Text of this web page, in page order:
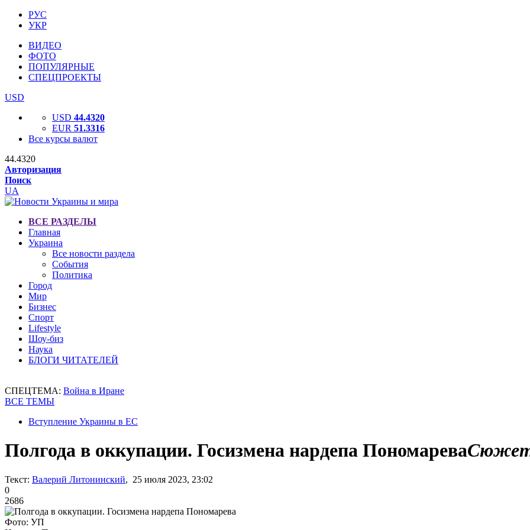
РУС
УКР
ВИДЕО
ФОТО
ПОПУЛЯРНЫЕ
СПЕЦПРОЕКТЫ
USD
USD 44.4320
EUR 51.3316
Все курсы валют
44.4320
Авторизация
Поиск
UA
ВСЕ РАЗДЕЛЫ
Главная
Украина
Все новости раздела
События
Политика
Город
Мир
Бизнес
Спорт
Lifestyle
Шоу-биз
Наука
БЛОГИ ЧИТАТЕЛЕЙ
СПЕЦТЕМА: Война в Иране
ВСЕ ТЕМЫ
Вступление Украины в ЕС
Полгода в оккупации. Госизмена нардепа Пономарева
Текст: Валерий Литонинский, 25 июля 2023, 23:02
0
2686
Фото: УП